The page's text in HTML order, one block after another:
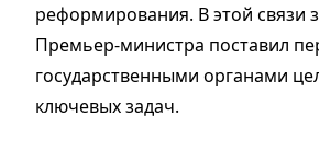
реформирования. В этой связи
Премьер-министра поставил
государственными органами
ключевых задач.